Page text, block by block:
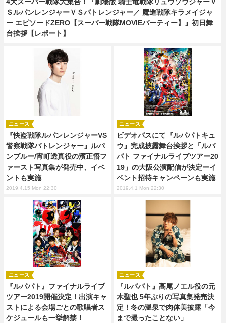
ＳルパンレンジャーＶＳパトレンジャー／ 魔進戦隊キラメイジャ
ー エピソードZERO【スーパー戦隊MOVIEパーティー】』初日舞
台挨拶【レポート】
『快盗戦隊ルパンレンジャーVS
警察戦隊パトレンジャー』ルパ
ンブルー/宵町透真役の濱正悟フ
ァースト写真集が発売中、イベ
ントも実施
ニュース
2019.4.15 Mon 22:30
ビデオパスにて『ルパパトキュ
ウ』完成披露舞台挨拶と「ルパ
パト ファイナルライブツアー20
19」の大阪公演配信が決定ーイ
ベント招待キャンペーンも実施
ニュース
2019.4.1 Mon 22:30
『ルパパト』ファイナルライブ
ツアー2019開催決定！出演キャ
ストによる会場ごとの歌唱者ス
ケジュールも一挙解禁！
ニュース
『ルパパト』高尾ノエル役の元
木聖也 5年ぶりの写真集発売決
定！冬の温泉で肉体美披露「今
まで撮ったことない」
ニュース